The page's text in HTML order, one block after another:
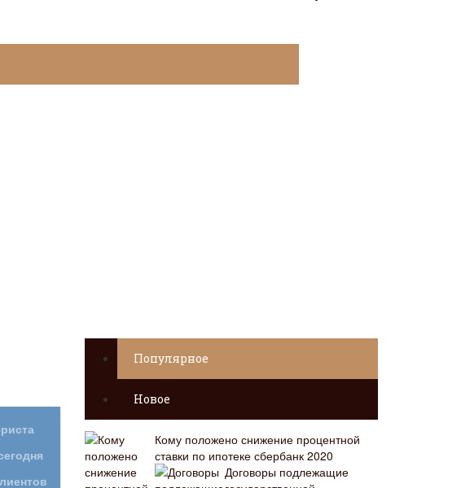
Популярное
Новое
Кому положено снижение процентной
ставки по ипотеке сбербанк 2020
Договоры подлежащие